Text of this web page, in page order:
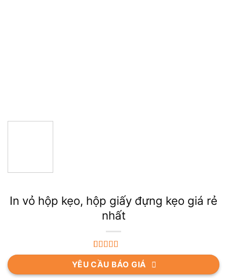
In vỏ hộp kẹo, hộp giấy đựng kẹo giá rẻ
nhất
5.00trên 5
dựa trên
3
đánh giá
YÊU CẦU BÁO GIÁ